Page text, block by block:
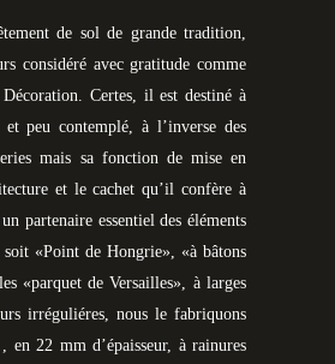
de sol de grande tradition,
considéré avec gratitude comme
Certes, il est destiné à
peu contemplé, à l’inverse des
mais sa fonction de mise en
et le cachet qu’il confère à
partenaire essentiel des éléments
«Point de Hongrie», «à bâtons
«parquet de Versailles», à larges
irréguliéres, nous le fabriquons
en 22 mm d’épaisseur, à rainures